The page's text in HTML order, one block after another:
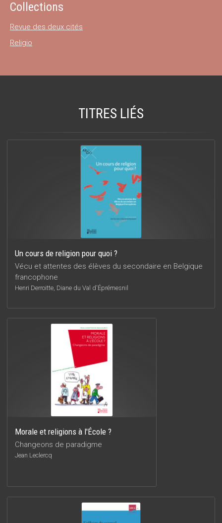
Collections
Revue des deux cités
Religio
TITRES LIÉS
Un cours de religion pour quoi ?
Vécu et attentes des élèves du secondaire en Belgique
francophone
Henri Derroitte, Diane du Val d'Éprémesnil
Morale et religions à l'École ?
Changeons de paradigme
Jean Leclercq